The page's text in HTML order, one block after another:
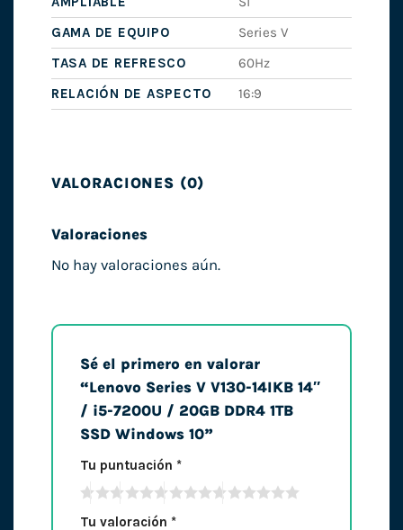
GAMA DE EQUIPO
Series V
TASA DE REFRESCO
60Hz
RELACIÓN DE ASPECTO
16:9
VALORACIONES (0)
Valoraciones
No hay valoraciones aún.
Sé el primero en valorar
“Lenovo Series V V130-14IKB 14″
/ i5-7200U / 20GB DDR4 1TB
SSD Windows 10”
Tu puntuación *
Tu valoración *